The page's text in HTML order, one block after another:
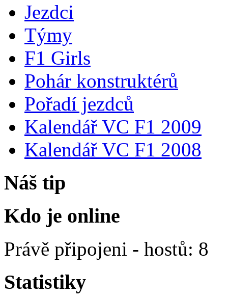
Jezdci
Týmy
F1 Girls
Pohár konstruktérů
Pořadí jezdců
Kalendář VC F1 2009
Kalendář VC F1 2008
Náš tip
Kdo je online
Právě připojeni - hostů: 8
Statistiky